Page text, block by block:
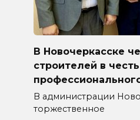
В Новочеркасске
строителей в честь
В администрации
торжественное